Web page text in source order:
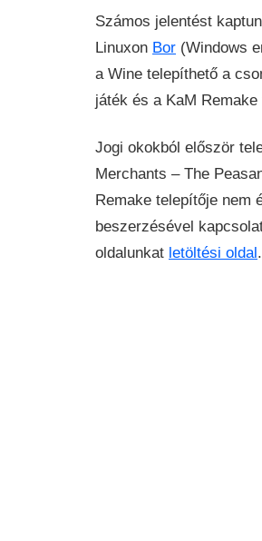
Számos jelentést
Linuxon Bor (Windows
a Wine telepíthető a
játék és a KaM
Jogi okokból először
Merchants – The
Remake telepítője nem
beszerzésével
oldalunkat letöltési oldal.